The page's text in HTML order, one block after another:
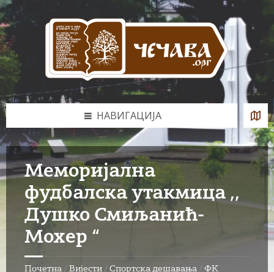
Skip
to
content
Skip
to
left
sidebar
Skip
to
footer
НАВИГАЦИЈА
Меморијална
фудбалска утакмица ,,
Душко Смиљанић-
Мохер “
Почетна / Вијести / Спортска дешавања / ФК